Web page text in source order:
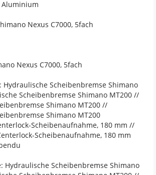
Aluminium
Nexus C7000, 5fach
Nexus C7000, 5fach
Scheibenbremse Shimano
Scheibenbremse Shimano MT200 //
Shimano MT200 //
Shimano MT200
Scheibenaufnahme, 180 mm //
Scheibenaufnahme, 180 mm
Hydraulische Scheibenbremse Shimano